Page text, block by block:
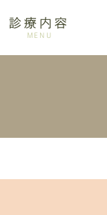
診療内容
MENU
ホワイトニング